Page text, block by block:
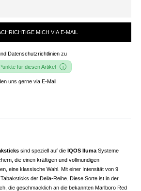
MICH VIA E-MAIL
Datenschutzrichtlinien zu
für diesen Artikel
uns gerne via E-Mail
sind speziell auf die IQOS Iluma Systeme
die einen kräftigen und vollmundigen
eine klassische Wahl. Mit einer Intensität von 9
der Delia-Reihe. Diese Sorte ist in der
die geschmacklich an die bekannten Marlboro Red